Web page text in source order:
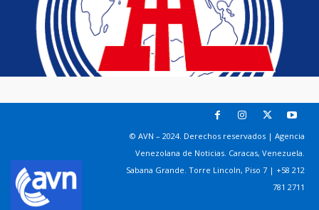
© AVN – 2024. Derechos reservados | Agencia
Venezolana de Noticias. Caracas, Venezuela.
Sabana Grande. Torre Lincoln, Piso 7 | +58 212
781 2711